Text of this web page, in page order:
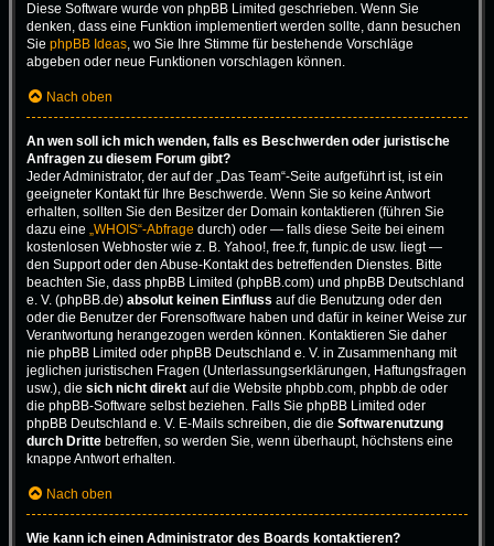
Diese Software wurde von phpBB Limited geschrieben. Wenn Sie
denken, dass eine Funktion implementiert werden sollte, dann besuchen
Sie phpBB Ideas, wo Sie Ihre Stimme für bestehende Vorschläge
abgeben oder neue Funktionen vorschlagen können.
Nach oben
An wen soll ich mich wenden, falls es Beschwerden oder juristische
Anfragen zu diesem Forum gibt?
Jeder Administrator, der auf der „Das Team“-Seite aufgeführt ist, ist ein
geeigneter Kontakt für Ihre Beschwerde. Wenn Sie so keine Antwort
erhalten, sollten Sie den Besitzer der Domain kontaktieren (führen Sie
dazu eine „WHOIS“-Abfrage durch) oder — falls diese Seite bei einem
kostenlosen Webhoster wie z. B. Yahoo!, free.fr, funpic.de usw. liegt —
den Support oder den Abuse-Kontakt des betreffenden Dienstes. Bitte
beachten Sie, dass phpBB Limited (phpBB.com) und phpBB Deutschland
e. V. (phpBB.de) absolut keinen Einfluss auf die Benutzung oder den
oder die Benutzer der Forensoftware haben und dafür in keiner Weise zur
Verantwortung herangezogen werden können. Kontaktieren Sie daher
nie phpBB Limited oder phpBB Deutschland e. V. in Zusammenhang mit
jeglichen juristischen Fragen (Unterlassungserklärungen, Haftungsfragen
usw.), die sich nicht direkt auf die Website phpbb.com, phpbb.de oder
die phpBB-Software selbst beziehen. Falls Sie phpBB Limited oder
phpBB Deutschland e. V. E-Mails schreiben, die die Softwarenutzung
durch Dritte betreffen, so werden Sie, wenn überhaupt, höchstens eine
knappe Antwort erhalten.
Nach oben
Wie kann ich einen Administrator des Boards kontaktieren?